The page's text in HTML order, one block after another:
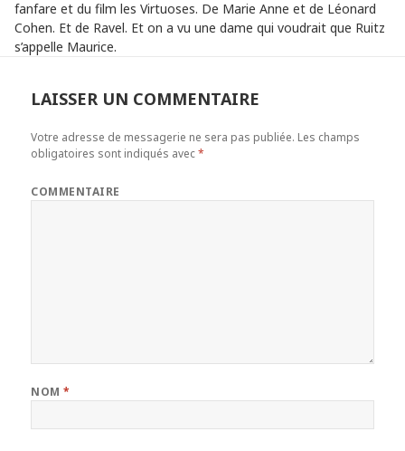
fanfare et du film les Virtuoses. De Marie Anne et de Léonard
Cohen. Et de Ravel. Et on a vu une dame qui voudrait que Ruitz
s’appelle Maurice.
LAISSER UN COMMENTAIRE
Votre adresse de messagerie ne sera pas publiée. Les champs
obligatoires sont indiqués avec*
COMMENTAIRE
NOM*